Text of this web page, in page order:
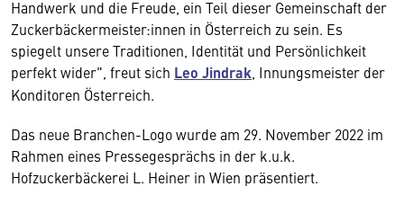
Handwerk und die Freude, ein Teil dieser Gemeinschaft der
Zuckerbäckermeister:innen in Österreich zu sein. Es
spiegelt unsere Traditionen, Identität und Persönlichkeit
perfekt wider", freut sich Leo Jindrak , Innungsmeister der
Konditoren Österreich.
Das neue Branchen-Logo wurde am 29. November 2022 im
Rahmen eines Pressegesprächs in der k.u.k.
Hofzuckerbäckerei L. Heiner in Wien präsentiert.